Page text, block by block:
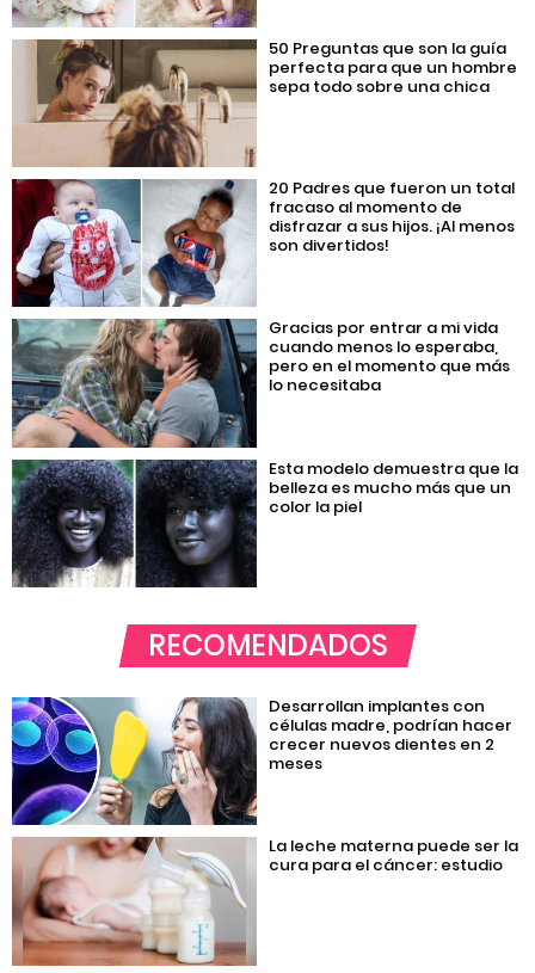
50 Preguntas que son la guía
perfecta para que un hombre
sepa todo sobre una chica
20 Padres que fueron un total
fracaso al momento de
disfrazar a sus hijos. ¡Al menos
son divertidos!
Gracias por entrar a mi vida
cuando menos lo esperaba,
pero en el momento que más
lo necesitaba
Esta modelo demuestra que la
belleza es mucho más que un
color la piel
RECOMENDADOS
Desarrollan implantes con
células madre, podrían hacer
crecer nuevos dientes en 2
meses
La leche materna puede ser la
cura para el cáncer: estudio